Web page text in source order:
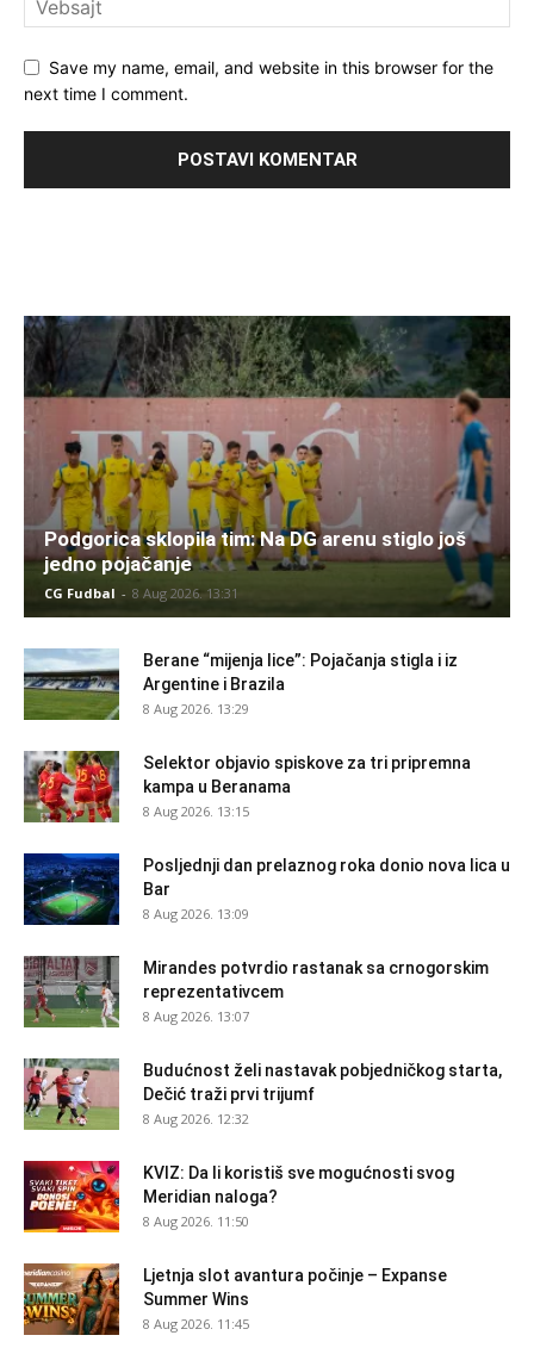
Save my name, email, and website in this browser for the
next time I comment.
Podgorica sklopila tim: Na DG arenu stiglo još
jedno pojačanje
CG Fudbal - 8 Aug 2026. 13:31
Berane “mijenja lice”: Pojačanja stigla i iz
Argentine i Brazila
8 Aug 2026. 13:29
Selektor objavio spiskove za tri pripremna
kampa u Beranama
8 Aug 2026. 13:15
Posljednji dan prelaznog roka donio nova lica u
Bar
8 Aug 2026. 13:09
Mirandes potvrdio rastanak sa crnogorskim
reprezentativcem
8 Aug 2026. 13:07
Budućnost želi nastavak pobjedničkog starta,
Dečić traži prvi trijumf
8 Aug 2026. 12:32
KVIZ: Da li koristiš sve mogućnosti svog
Meridian naloga?
8 Aug 2026. 11:50
Ljetnja slot avantura počinje – Expanse
Summer Wins
8 Aug 2026. 11:45